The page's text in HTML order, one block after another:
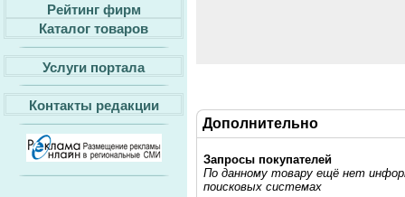
Рейтинг фирм
Каталог товаров
Услуги портала
Контакты редакции
Дополнительно
Запросы покупателей
По данному товару ещё нет
поисковых системах